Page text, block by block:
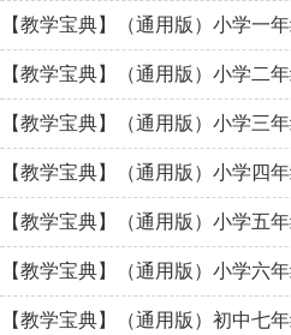
【教学宝典】（通用版）小学一
【教学宝典】（通用版）小学二
【教学宝典】（通用版）小学三
【教学宝典】（通用版）小学四
【教学宝典】（通用版）小学五
【教学宝典】（通用版）小学六
【教学宝典】（通用版）初中七